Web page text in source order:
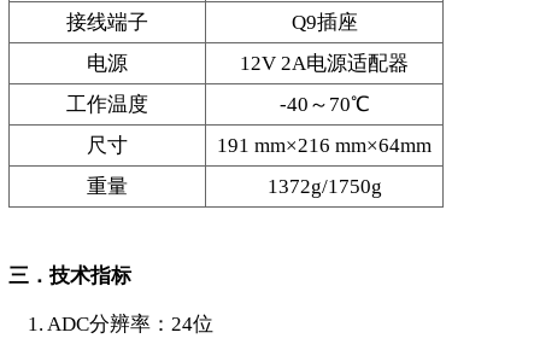
接线端子
Q9插座
电源
12V 2A电源适配器
工作温度
-40～70℃
尺寸
191 mm×216 mm×64mm
重量
1372g/1750g
三．技术指标
1. ADC分辨率：24位